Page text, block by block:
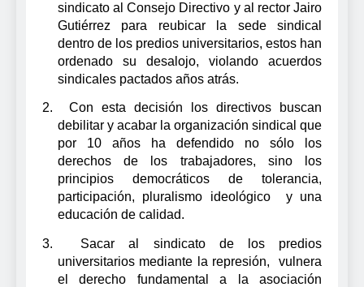
sindicato al Consejo Directivo y al rector Jairo
Gutiérrez para reubicar la sede sindical
dentro de los predios universitarios, estos han
ordenado su desalojo, violando acuerdos
sindicales pactados años atrás.
2.
Con esta decisión los directivos buscan
debilitar y acabar la organización sindical que
por 10 años ha defendido no sólo los
derechos de los trabajadores, sino los
principios democráticos de tolerancia,
participación, pluralismo ideológico
y una
educación de calidad.
3.
Sacar al sindicato de los predios
universitarios mediante la represión,
vulnera
el derecho fundamental a la asociación